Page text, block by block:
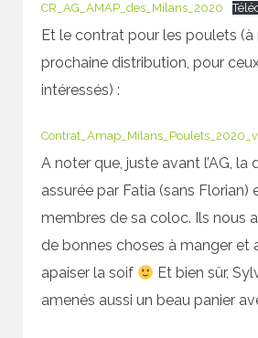
CR_AG_AMAP_des_Milans_2020
Et le contrat pour les poulets (à
prochaine distribution, pour
intéressés) :
A noter que, juste avant l’AG,
assurée par Fatia (sans Florian)
membres de sa coloc. Ils nous
de bonnes choses à manger et
apaiser la soif
Et bien sûr,
amenés aussi un beau panier